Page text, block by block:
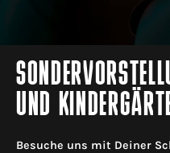
UND
Besuche uns mit Deiner